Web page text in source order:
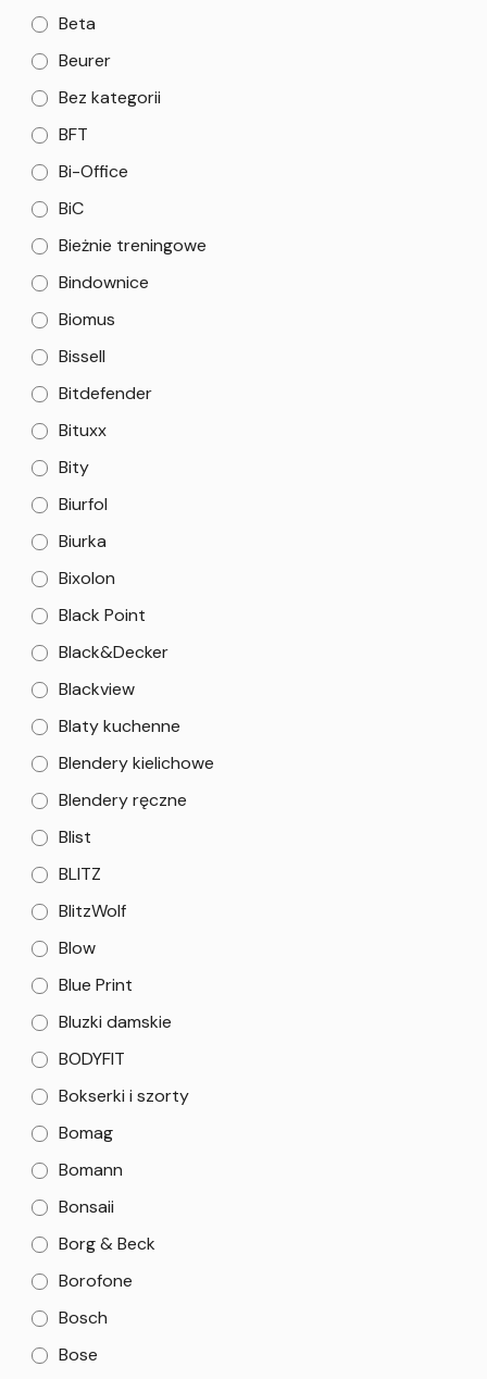
Beta
Beurer
Bez kategorii
BFT
Bi-Office
BiC
Bieżnie treningowe
Bindownice
Biomus
Bissell
Bitdefender
Bituxx
Bity
Biurfol
Biurka
Bixolon
Black Point
Black&Decker
Blackview
Blaty kuchenne
Blendery kielichowe
Blendery ręczne
Blist
BLITZ
BlitzWolf
Blow
Blue Print
Bluzki damskie
BODYFIT
Bokserki i szorty
Bomag
Bomann
Bonsaii
Borg & Beck
Borofone
Bosch
Bose